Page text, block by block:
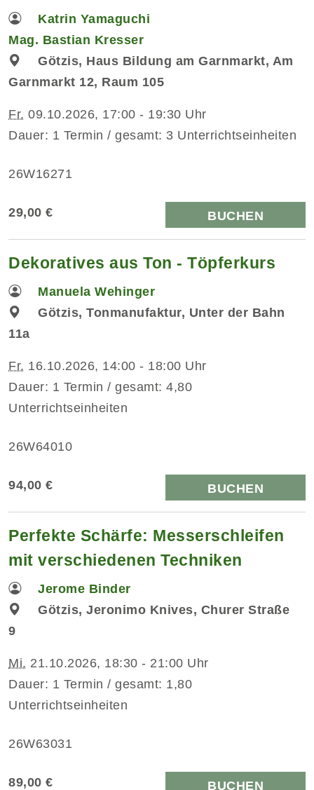
Katrin Yamaguchi
Mag. Bastian Kresser
Götzis, Haus Bildung am Garnmarkt, Am
Garnmarkt 12, Raum 105
Fr. 09.10.2026, 17:00 - 19:30 Uhr
Dauer: 1 Termin / gesamt: 3 Unterrichtseinheiten
26W16271
29,00 € BUCHEN
Dekoratives aus Ton - Töpferkurs
Manuela Wehinger
Götzis, Tonmanufaktur, Unter der Bahn
11a
Fr. 16.10.2026, 14:00 - 18:00 Uhr
Dauer: 1 Termin / gesamt: 4,80
Unterrichtseinheiten
26W64010
94,00 € BUCHEN
Perfekte Schärfe: Messerschleifen
mit verschiedenen Techniken
Jerome Binder
Götzis, Jeronimo Knives, Churer Straße
9
Mi. 21.10.2026, 18:30 - 21:00 Uhr
Dauer: 1 Termin / gesamt: 1,80
Unterrichtseinheiten
26W63031
89,00 € BUCHEN